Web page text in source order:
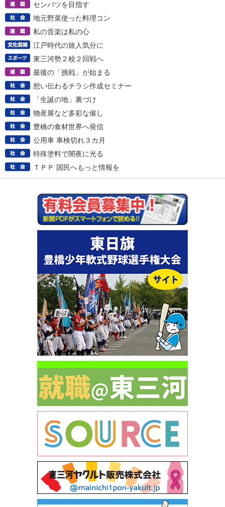
センバツを目指す
地元野菜使った料理コン
私の音楽は私の心
江戸時代の旅人気分に
東三河勢２校２回戦へ
最後の「挑戦」が始まる
想い伝わるチラシ作成セミナー
「生誕の地」裏づけ
物産展など多彩な催し
豊橋の食材世界へ発信
公用車 車検切れ３カ月
特殊塗料で闇夜に光る
ＴＰＰ 国民へもっと情報を